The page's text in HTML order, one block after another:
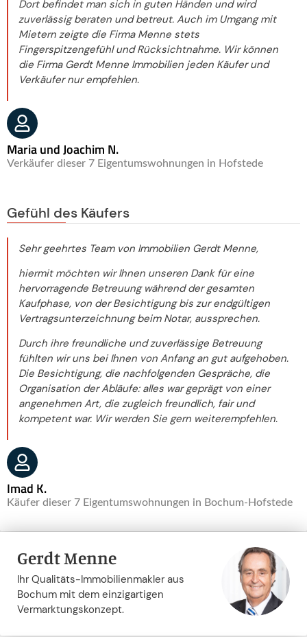
Dort befindet man sich in guten Händen und wird
zuverlässig beraten und betreut. Auch im Umgang mit
Mietern zeigte die Firma Menne stets
Fingerspitzengefühl und Rücksichtnahme. Wir können
die Firma Gerdt Menne Immobilien jeden Käufer und
Verkäufer nur empfehlen.
Maria und Joachim N.
Verkäufer dieser 7 Eigentumswohnungen in Hofstede
Gefühl des Käufers
Sehr geehrtes Team von Immobilien Gerdt Menne,
hiermit möchten wir Ihnen unseren Dank für eine
hervorragende Betreuung während der gesamten
Kaufphase, von der Besichtigung bis zur endgültigen
Vertragsunterzeichnung beim Notar, aussprechen.
Durch ihre freundliche und zuverlässige Betreuung
fühlten wir uns bei Ihnen von Anfang an gut aufgehoben.
Die Besichtigung, die nachfolgenden Gespräche, die
Organisation der Abläufe: alles war geprägt von einer
angenehmen Art, die zugleich freundlich, fair und
kompetent war. Wir werden Sie gern weiterempfehlen.
Imad K.
Käufer dieser 7 Eigentumswohnungen in Bochum-Hofstede
Gerdt Menne
Ihr Qualitäts-Immobilienmakler aus
Bochum mit dem einzigartigen
Vermarktungskonzept.